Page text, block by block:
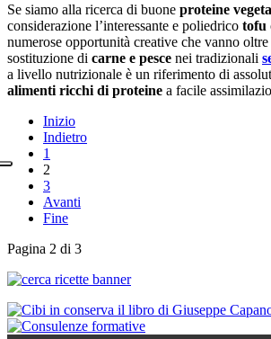
Se siamo alla ricerca di buone proteine
considerazione l’interessante e poliedrico tofu
numerose opportunità creative che vanno
sostituzione di carne e pesce nei tradizionali
a livello nutrizionale è un riferimento di
alimenti ricchi di proteine a facile
Inizio
Indietro
1
2
3
Avanti
Fine
Pagina 2 di 3